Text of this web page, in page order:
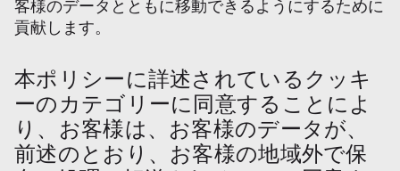
客様のデータとともに移動できるようにするために
貢献します。
本ポリシーに詳述されているクッキ
ーのカテゴリーに同意することによ
り、お客様は、お客様のデータが、
前述のとおり、お客様の地域外で保